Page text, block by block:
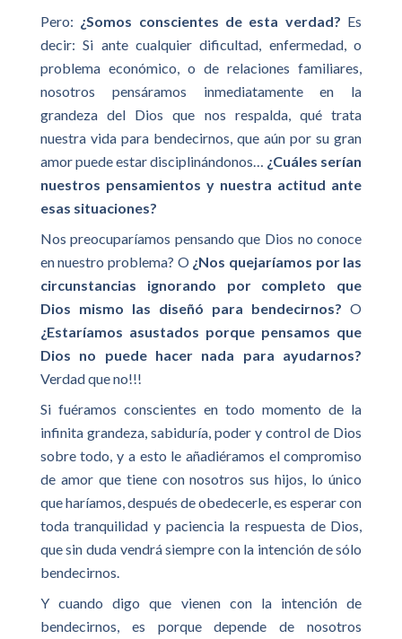
Pero: ¿Somos conscientes de esta verdad? Es
decir: Si ante cualquier dificultad, enfermedad, o
problema económico, o de relaciones familiares,
nosotros pensáramos inmediatamente en la
grandeza del Dios que nos respalda, qué trata
nuestra vida para bendecirnos, que aún por su gran
amor puede estar disciplinándonos… ¿Cuáles serían
nuestros pensamientos y nuestra actitud ante
esas situaciones?
Nos preocuparíamos pensando que Dios no conoce
en nuestro problema? O ¿Nos quejaríamos por las
circunstancias ignorando por completo que
Dios mismo las diseñó para bendecirnos? O
¿Estaríamos asustados porque pensamos que
Dios no puede hacer nada para ayudarnos?
Verdad que no!!!
Si fuéramos conscientes en todo momento de la
infinita grandeza, sabiduría, poder y control de Dios
sobre todo, y a esto le añadiéramos el compromiso
de amor que tiene con nosotros sus hijos, lo único
que haríamos, después de obedecerle, es esperar con
toda tranquilidad y paciencia la respuesta de Dios,
que sin duda vendrá siempre con la intención de sólo
bendecirnos.
Y cuando digo que vienen con la intención de
bendecirnos, es porque depende de nosotros